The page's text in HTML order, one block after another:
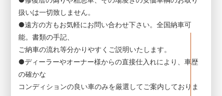
扱いは一切致しません。
●遠方の方もお気軽にお問い合わせ下さい。全国納車可
能。書類の手記、
ご納車の流れ等分かりやすくご説明いたします。
●ディーラーやオーナー様からの直接仕入れにより、車歴
の確かな
コンディションの良い車のみを厳選してご案内しておりま